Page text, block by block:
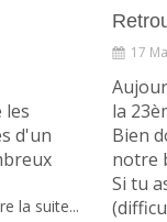
les
d'un
la suite...
17
la
Bien
notre
Si tu